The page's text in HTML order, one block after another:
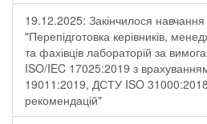
19.12.2025: Закінчилося
"Перепідготовка керівників,
та фахівців лабораторій за
ISO/IEC 17025:2019 з
19011:2019, ДСТУ ISO
рекомендацій"